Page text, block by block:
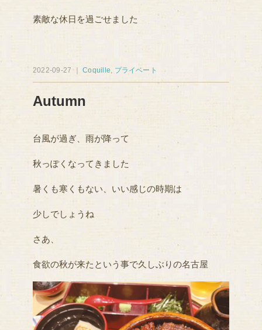
素敵な休日を過ごせました
2022-09-27 ｜Coquille, プライベート
Autumn
台風が過ぎ、雨が降って
秋っぽくなってきました
暑くも寒くもない、いい感じの時期は
少しでしょうね
さあ、
食欲の秋が来たという事で久しぶりの名古屋